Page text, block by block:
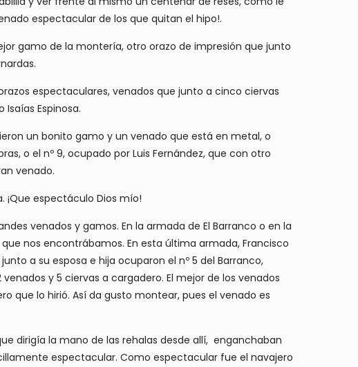
espectacular de los que quitan el hipo!.
gamo de la montería, otro orazo de impresión que junto
espectaculares, venados que junto a cinco ciervas
Espinosa.
un bonito gamo y un venado que está en metal, o
o el nº 9, ocupado por Luis Fernández, que con otro
venado.
espectáculo Dios mío!
venados y gamos. En la armada de El Barranco o en la
nos encontrábamos. En esta última armada, Francisco
a su esposa e hija ocuparon el nº 5 del Barranco,
y 5 ciervas a cargadero. El mejor de los venados
que lo hirió. Así da gusto montear, pues el venado es
dirigía la mano de las rehalas desde allí, enganchaban
espectacular. Como espectacular fue el navajero